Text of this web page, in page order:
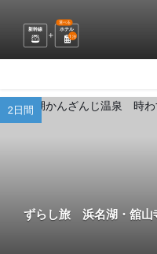
新幹線 ホテル
選べる
1 泊
2日間
ずらし旅 浜名湖・舘山